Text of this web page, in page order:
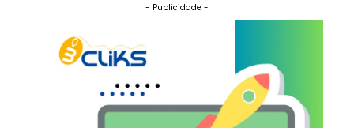
- Publicidade -